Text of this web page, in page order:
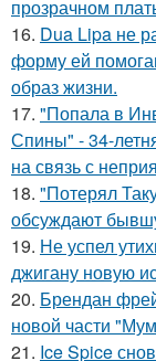
прозрачном
16. Dua Lipa не
форму ей
образ жизни.
17. "Попала в
Спины" - 34-
на связь с
18. "Потерял
обсуждают
19. Не успел
джигану новую
20. Брендан
новой части
21. Ice Spice